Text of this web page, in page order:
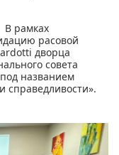
В рамках
расовой
дворца
совета
названием
справедливости».